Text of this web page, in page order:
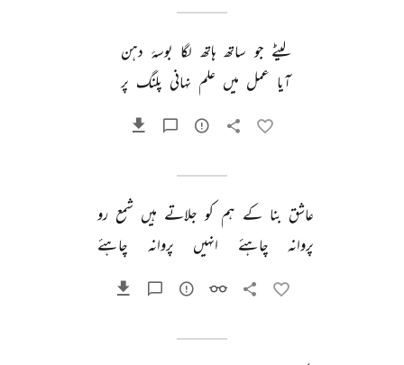
لیٹے جو ساتھ ہاتھ لگا بوسۂ دہن
آیا عمل میں علم نہانی پلنگ پر
عاشق بنا کے ہم کو جلاتے ہیں شمع رو
پروانہ
چاہئے انہیں پروانہ چاہئے